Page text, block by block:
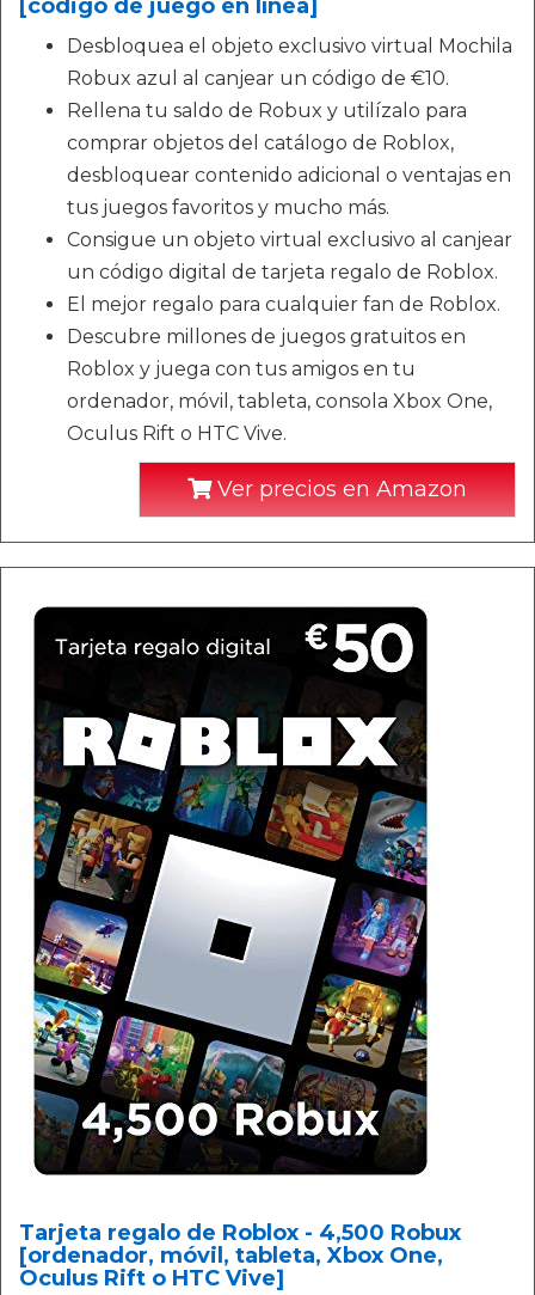
[código de juego en línea]
Desbloquea el objeto exclusivo virtual Mochila
Robux azul al canjear un código de €10.
Rellena tu saldo de Robux y utilízalo para
comprar objetos del catálogo de Roblox,
desbloquear contenido adicional o ventajas en
tus juegos favoritos y mucho más.
Consigue un objeto virtual exclusivo al canjear
un código digital de tarjeta regalo de Roblox.
El mejor regalo para cualquier fan de Roblox.
Descubre millones de juegos gratuitos en
Roblox y juega con tus amigos en tu
ordenador, móvil, tableta, consola Xbox One,
Oculus Rift o HTC Vive.
Ver precios en Amazon
Tarjeta regalo de Roblox - 4,500 Robux
[ordenador, móvil, tableta, Xbox One,
Oculus Rift o HTC Vive]